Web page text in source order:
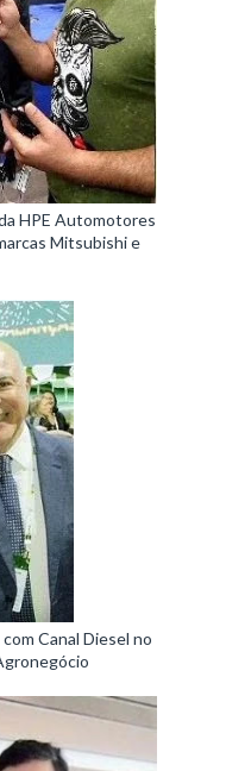
HPE Automotores
Mitsubishi e
Canal Diesel no